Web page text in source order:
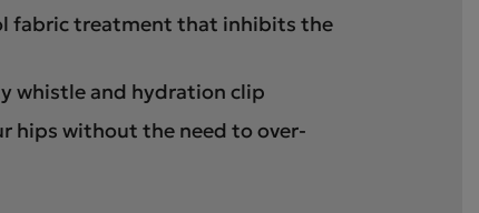
fabric treatment that inhibits the
whistle and hydration clip
hips without the need to over-